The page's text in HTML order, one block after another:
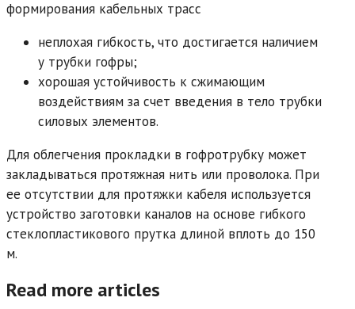
формирования кабельных трасс
неплохая гибкость, что достигается наличием
у трубки гофры;
хорошая устойчивость к сжимающим
воздействиям за счет введения в тело трубки
силовых элементов.
Для облегчения прокладки в гофротрубку может
закладываться протяжная нить или проволока. При
ее отсутствии для протяжки кабеля используется
устройство заготовки каналов на основе гибкого
стеклопластикового прутка длиной вплоть до 150
м.
Read more articles